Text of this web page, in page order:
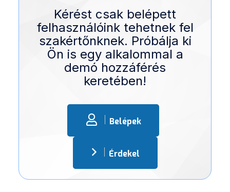
Kérést csak belépett
felhasználóink tehetnek fel
szakértőnknek. Próbálja ki
Ön is egy alkalommal a
demó hozzáférés
keretében!
Belépek
Érdekel